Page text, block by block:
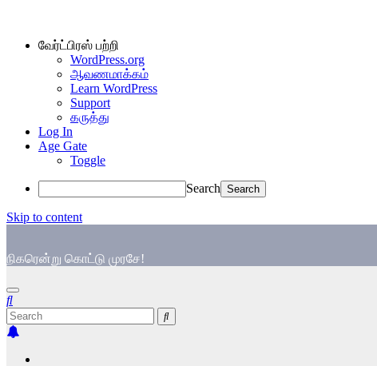
வேர்ட்பிரஸ் பற்றி
WordPress.org
ஆவணமாக்கம்
Learn WordPress
Support
கருத்து
Log In
Age Gate
Toggle
Search
Skip to content
நிகரென்று கொட்டு முரசே!